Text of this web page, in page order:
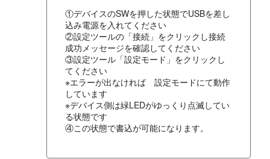
①デバイスのSWを押した状態でUSBを差し
込み電源を入れてください
②設定ツールの「接続」をクリックし接続
成功メッセージを確認してください
③設定ツール「設定モード」をクリックし
てください
※エラーが出なければ 設定モードにて動作
しています
※デバイス側は緑LEDがゆっくり点滅してい
る状態です
④この状態で書込が可能になります。